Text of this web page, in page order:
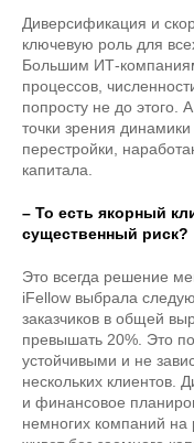
Диверсификация и
ключевую роль для
Большим ИТ-
процессов,
попросту не до этого.
точки зрения
перестройки,
капитала.
– То есть якорный
существенный риск?
Это всегда решение
iFellow выбрала
заказчиков в общей
превышать 20%. Это
устойчивыми и не
нескольких клиентов.
и финансовое
немногих компаний на